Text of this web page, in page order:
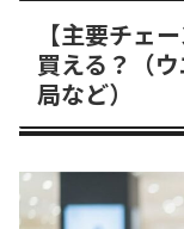
【主要チェ
買える？（
局など）